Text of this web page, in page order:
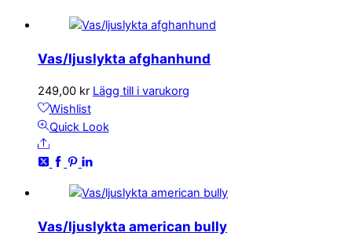
Vas/ljuslykta afghanhund
249,00 kr Lägg till i varukorg
Wishlist
Quick Look
Share
Vas/ljuslykta american bully